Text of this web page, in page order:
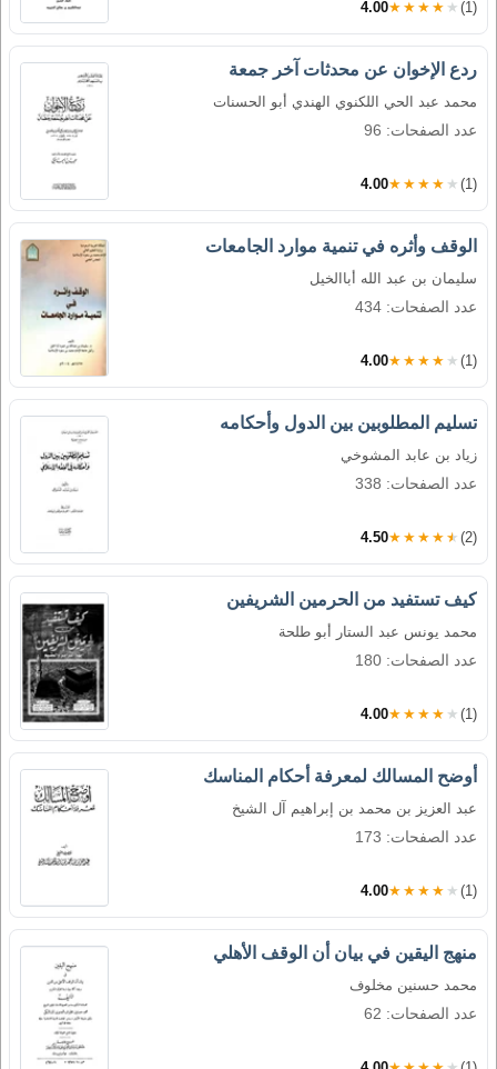
4.00★★★★★ (1)
ردع الإخوان عن محدثات آخر جمعة
محمد عبد الحي اللكنوي الهندي أبو الحسنات
عدد الصفحات: 96
4.00★★★★★ (1)
الوقف وأثره في تنمية موارد الجامعات
سليمان بن عبد الله أباالخيل
عدد الصفحات: 434
4.00★★★★★ (1)
تسليم المطلوبين بين الدول وأحكامه
زياد بن عابد المشوخي
عدد الصفحات: 338
4.50★★★★★ (2)
كيف تستفيد من الحرمين الشريفين
محمد يونس عبد الستار أبو طلحة
عدد الصفحات: 180
4.00★★★★★ (1)
أوضح المسالك لمعرفة أحكام المناسك
عبد العزيز بن محمد بن إبراهيم آل الشيخ
عدد الصفحات: 173
4.00★★★★★ (1)
منهج اليقين في بيان أن الوقف الأهلي
محمد حسنين مخلوف
عدد الصفحات: 62